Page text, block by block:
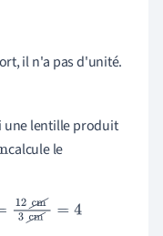
il n'a pas d'unité.
une lentille produit
calcule le
height=12cm